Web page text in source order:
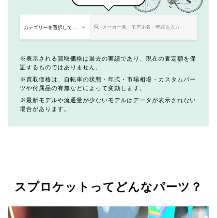
表示される買取価格は過去の実績であり、現在の査定額を保
証するものではありません。
買取価格は、自転車の状態・年式・市場相場・カスタムパー
ツや付属品の有無などによって変動します。
最新モデルや流通量が少ないモデルはデータが表示されない
場合があります。
スプロケットってどんなパーツ？